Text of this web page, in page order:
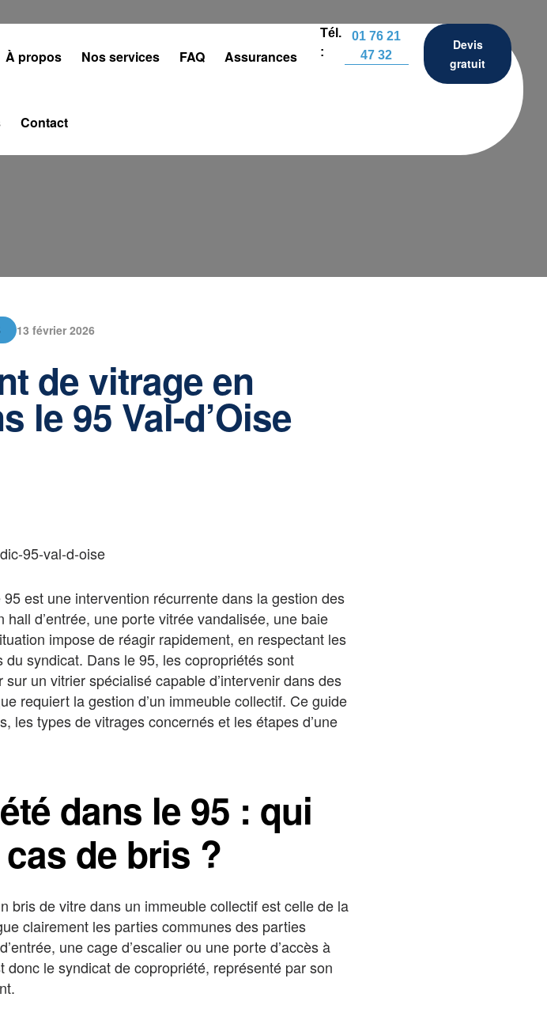
À propos Nos services FAQ Assurances
Contact
Tél.
:
01 76 21
47 32
Devis
gratuit
13 février 2026
de vitrage en
le 95 Val-d’Oise
est une intervention récurrente dans la gestion des
d’entrée, une porte vitrée vandalisée, une baie
impose de réagir rapidement, en respectant les
syndicat. Dans le 95, les copropriétés sont
un vitrier spécialisé capable d’intervenir dans des
requiert la gestion d’un immeuble collectif. Ce guide
les types de vitrages concernés et les étapes d’une
dans le 95 : qui
de bris ?
bris de vitre dans un immeuble collectif est celle de la
clairement les parties communes des parties
une cage d’escalier ou une porte d’accès à
donc le syndicat de copropriété, représenté par son